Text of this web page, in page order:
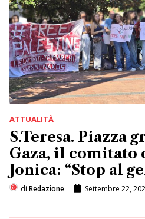
ATTUALITÀ
S.Teresa. Piazza
Gaza, il
Jonica: “Stop al
di Redazione Settembre 22,